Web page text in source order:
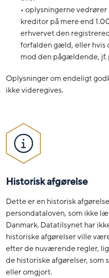
• oplysningerne
kreditor på mere end
erhvervet den
forfalden gæld, eller hvis
mod den pågældende, jf.
Oplysninger om endeligt
ikke videregives.
Historisk afgørelse
Dette er en historisk
persondataloven, som ikke
Danmark. Datatilsynet har
historiske afgørelser ville
efter de nuværende regler,
de historiske afgørelser,
eller omgjort.